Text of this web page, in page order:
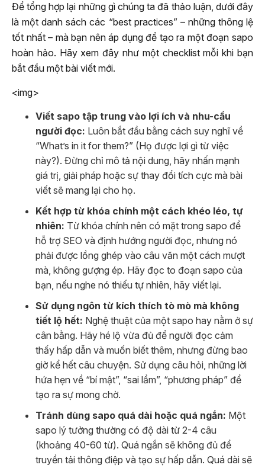
Để tổng hợp lại những gì chúng ta đã thảo luận, dưới đây
là một danh sách các “best practices” – những thông lệ
tốt nhất – mà bạn nên áp dụng để tạo ra một đoạn sapo
hoàn hảo. Hãy xem đây như một checklist mỗi khi bạn
bắt đầu một bài viết mới.
<img>
Viết sapo tập trung vào lợi ích và nhu-cầu
người đọc: Luôn bắt đầu bằng cách suy nghĩ về
“What’s in it for them?” (Họ được lợi gì từ việc
này?). Đừng chỉ mô tả nội dung, hãy nhấn mạnh
giá trị, giải pháp hoặc sự thay đổi tích cực mà bài
viết sẽ mang lại cho họ.
Kết hợp từ khóa chính một cách khéo léo, tự
nhiên: Từ khóa chính nên có mặt trong sapo để
hỗ trợ SEO và định hướng người đọc, nhưng nó
phải được lồng ghép vào câu văn một cách mượt
mà, không gượng ép. Hãy đọc to đoạn sapo của
bạn, nếu nghe nó thiếu tự nhiên, hãy viết lại.
Sử dụng ngôn từ kích thích tò mò mà không
tiết lộ hết: Nghệ thuật của một sapo hay nằm ở sự
cân bằng. Hãy hé lộ vừa đủ để người đọc cảm
thấy hấp dẫn và muốn biết thêm, nhưng đừng bao
giờ kể hết câu chuyện. Sử dụng câu hỏi, những lời
hứa hẹn về “bí mật”, “sai lầm”, “phương pháp” để
tạo ra sự mong chờ.
Tránh dùng sapo quá dài hoặc quá ngắn: Một
sapo lý tưởng thường có độ dài từ 2-4 câu
(khoảng 40-60 từ). Quá ngắn sẽ không đủ để
truyền tải thông điệp và tạo sự hấp dẫn. Quá dài sẽ